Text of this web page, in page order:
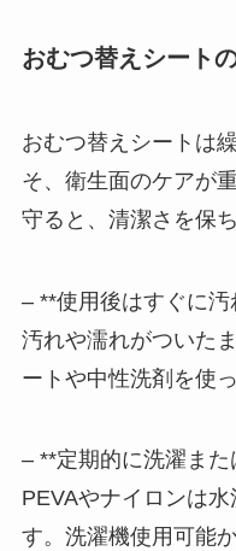
おむつ替えシート
おむつ替えシートは
そ、衛生面のケアが
守ると、清潔さを保
– **使用後はすぐに
汚れや濡れがついた
ートや中性洗剤を使
– **定期的に洗濯ま
PEVAやナイロンは
す。洗濯機使用可能